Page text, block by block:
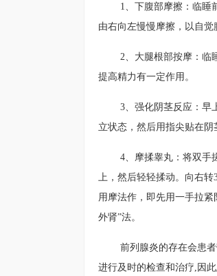
1、下腹部摩擦：临睡
由右向左慢慢摩擦，以自觉
2、大腿根部按摩：临
提高精力有一定作用。
3、强化阴茎反应：早
立状态，然后用指尖贴在阴
4、摩揉睾丸：将双手
上，然后轻轻揉动。向右
用摩法作，即先用一手拉
外肾”法。
前列腺炎的存在会患
进行及时的检查和治疗,因